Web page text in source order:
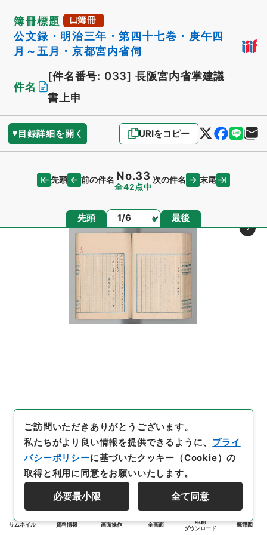
簿冊標題 簿冊
公文録・明治三年・第四十七巻・庚午四
月～五月・京都宮内省伺
件名
[件名番号: 033] 長阪宮内省掌建議
書上申
目録詳細を開く URIをコピー
先頭 前の件名 No.33
全42点中
次の件名 末尾
先頭 ページ 最後
サムネイル 資料情報 画面操作 全画面
印刷
ダウンロード
概観図
ご訪問いただきありがとうございます。
私たちがより良い情報を提供できるように、 プライ
バシーポリシーに基づいたクッキー（Cookie）の
取得と利用に同意をお願いいたします。
必要最小限 全て同意